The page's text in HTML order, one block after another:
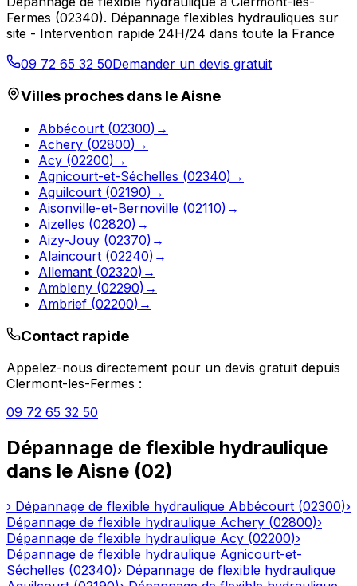
Fermes (02340). Dépannage flexibles hydrauliques sur
site - Intervention rapide 24H/24 dans toute la France
09 72 65 32 50Demander un devis gratuit
Villes proches dans leAisne
Abbécourt (02300) →
Achery (02800) →
Acy (02200) →
Agnicourt-et-Séchelles (02340) →
Aguilcourt (02190) →
Aisonville-et-Bernoville (02110) →
Aizelles (02820) →
Aizy-Jouy (02370) →
Alaincourt (02240) →
Allemant (02320) →
Ambleny (02290) →
Ambrief (02200) →
Contact rapide
Appelez-nous directement pour un devis gratuit depuis
Clermont-les-Fermes :
09 72 65 32 50
Dépannage de flexible hydraulique
dans le Aisne (02)
› Dépannage de flexible hydraulique Abbécourt (02300)›
Dépannage de flexible hydraulique Achery (02800)›
Dépannage de flexible hydraulique Acy (02200)›
Dépannage de flexible hydraulique Agnicourt-et-
Séchelles (02340)› Dépannage de flexible hydraulique